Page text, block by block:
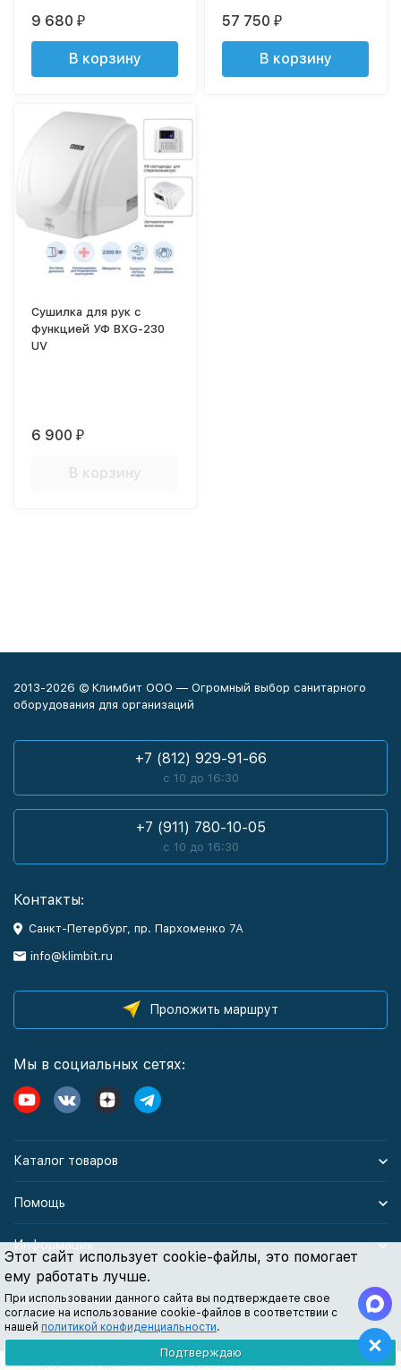
Этот сайт использует cookie-файлы, это помогает
ему работать лучше.
При использовании данного сайта вы подтверждаете свое
согласие на использование cookie-файлов в соответствии с
нашей политикой конфиденциальности.
Подтверждаю
9 680₽
В корзину
57 750₽
В корзину
Сушилка для рук с
функцией УФ BXG-230
UV
6 900₽
В корзину
2013-2026 © Климбит ООО — Огромный выбор санитарного
оборудования для организаций
+7 (812) 929-91-66
с 10 до 16:30
+7 (911) 780-10-05
с 10 до 16:30
Контакты:
Санкт-Петербург, пр. Пархоменко 7А
info@klimbit.ru
Проложить маршрут
Мы в социальных сетях:
Каталог товаров
Помощь
Информация
Политика персональных данных
Все содержимое данного сайта: товары, услуги, цены на них, описания